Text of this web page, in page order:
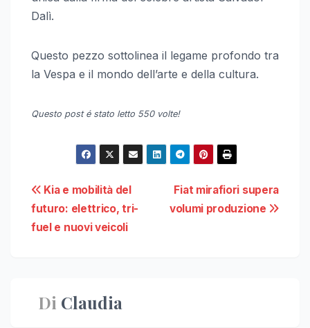
Dalì.
Questo pezzo sottolinea il legame profondo tra
la Vespa e il mondo dell’arte e della cultura.
Questo post é stato letto 550 volte!
Navigazione
articoli
Fiat mirafiori supera
volumi produzione
Kia e mobilità del
futuro: elettrico, tri-
fuel e nuovi veicoli
Di Claudia